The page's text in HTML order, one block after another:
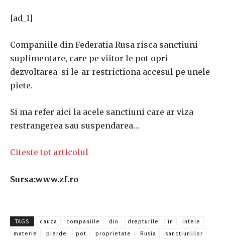
[ad_1]
Companiile din Federatia Rusa risca sanctiuni
suplimentare, care pe viitor le pot opri
dezvoltarea si le-ar restrictiona accesul pe unele
piete.
Si ma refer aici la acele sanctiuni care ar viza
restrangerea sau suspendarea…
Citeste tot articolul
Sursa:www.zf.ro
TAGS cauza companiile din drepturile în
intele
materie
pierde pot proprietate Rusia sancţiuniilor